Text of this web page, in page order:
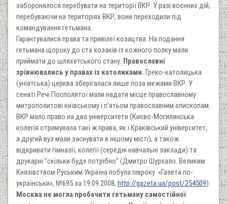
заборонялося перебувати на території ВКР. У разі воєнних дій,
перебуваючи на територіях ВКР, вони переходили під
командування гетьмана.
Гарантувалися права та привілеї козацтва. На подання
гетьмана щороку до ста козаків із кожного полку мали
приймати до шляхетського стану. Православні
зрівнювались у правах із католиками. Греко-католицька
(уніатська) церква зберігалася лише поза межами ВКР. У
сенаті Речі Посполитої мали надати місце православному
митрополитові київському і п’ятьом православним єпископам.
ВКР мало право на два університети (Києво-Могилянська
колегія отримувала такі ж права, як і Краківський університет,
а другий вуз мали заснувати в іншому місті), а також
відкривати гімназії, колегії (середні навчальні заклади) та
друкарні ”скільки буде потрібно” (Дмитро Шурхало. Великим
Князівством Руським Україна побула півроку. «Газета по-
українськи», №695 за 19.09.2008, http://gazeta.ua/post/254509).
Москва не могла пробачити гетьману самостійної